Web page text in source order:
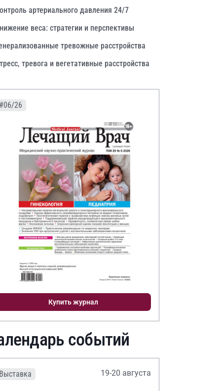
артериального давления 24/7
веса: стратегии и перспективы
тревожные расстройства
тревога и вегетативные расстройства
#06/26
Купить журнал
событий
Выставка 19-20 августа